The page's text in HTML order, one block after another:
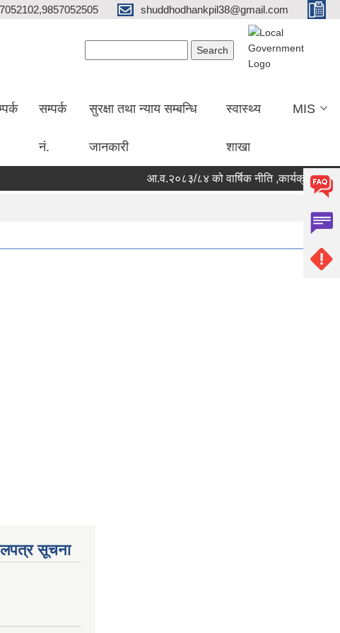
shuddhodhankpil38@gmail.com
सम्पर्क
नं.
सुरक्षा तथा न्याय सम्बन्धि
जानकारी
स्वास्थ्य
शाखा
MIS
आ.व.२०८३/८४ को वार्षिक नीति ,कार्यक्रम तथा
सूचना